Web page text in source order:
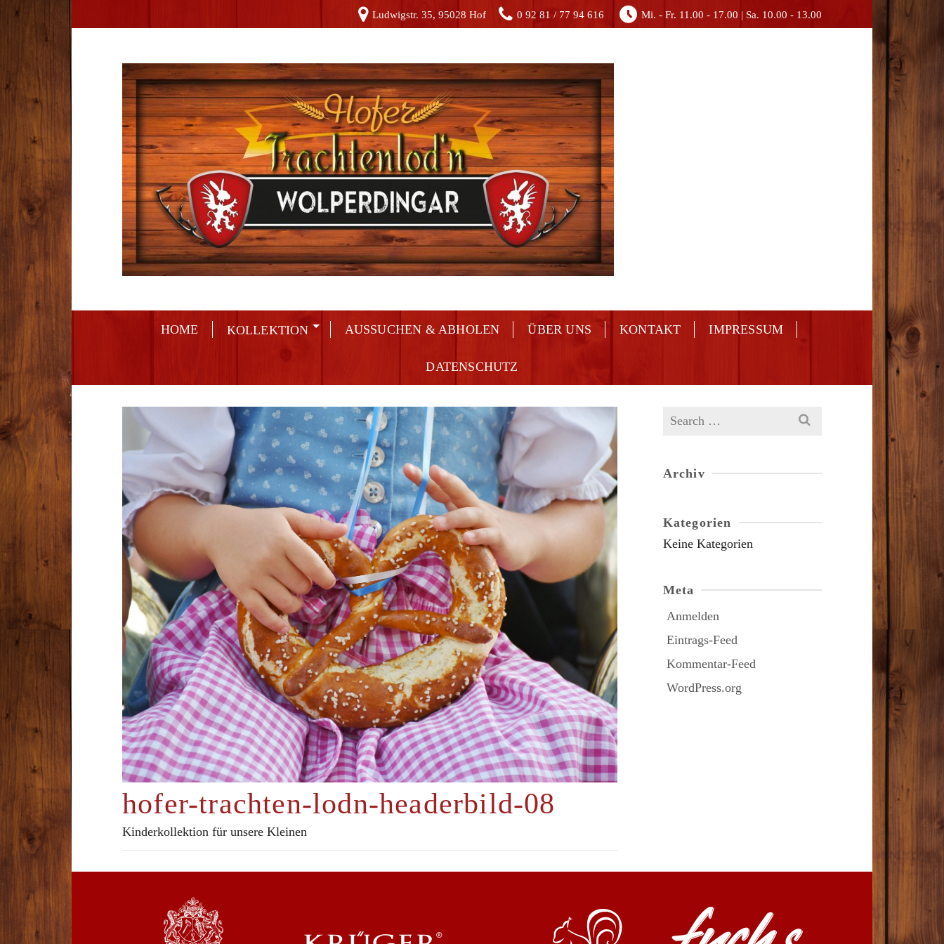
Ludwigstr. 35, 95028 Hof 0 92 81 / 77 94 616 Mi. - Fr. 11.00 - 17.00 | Sa. 10.00 - 13.00
HOME KOLLEKTION AUSSUCHEN & ABHOLEN ÜBER UNS KONTAKT IMPRESSUM
DATENSCHUTZ
hofer-trachten-lodn-headerbild-08
Kinderkollektion für unsere Kleinen
Search
for:
Archiv
Kategorien
Keine Kategorien
Meta
Anmelden
Eintrags-Feed
Kommentar-Feed
WordPress.org